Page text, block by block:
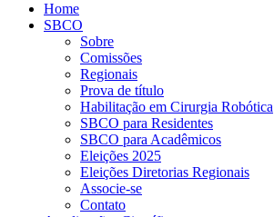
Home
SBCO
Sobre
Comissões
Regionais
Prova de título
Habilitação em Cirurgia Robótica
SBCO para Residentes
SBCO para Acadêmicos
Eleições 2025
Eleições Diretorias Regionais
Associe-se
Contato